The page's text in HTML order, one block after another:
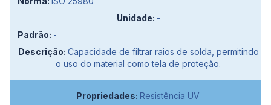
-
-
Capacidade de filtrar raios de solda, permitindo
o uso do material como tela de proteção.
Resistência UV